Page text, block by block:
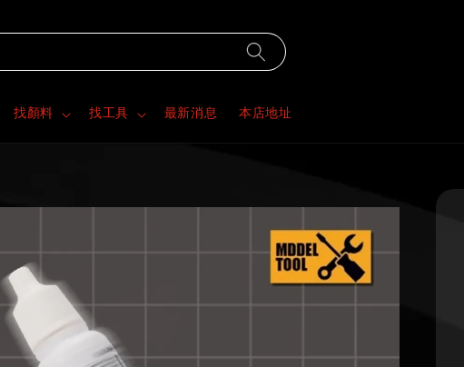
找顏料 找工具 最新消息 本店地址